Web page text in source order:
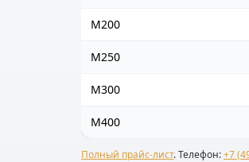
М200
М250
М300
М400
Полный прайс‑лист. Телефон:+7